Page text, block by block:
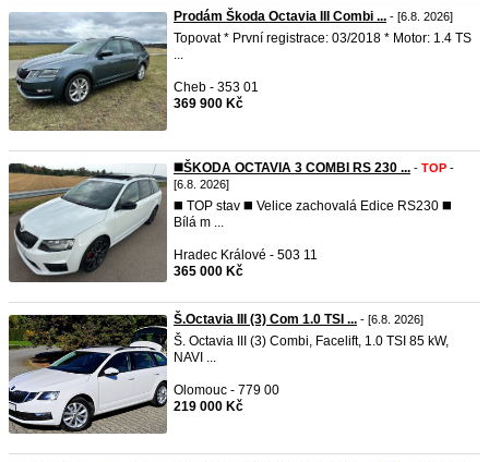
Prodám Škoda Octavia III Combi ... - [6.8. 2026]
Topovat * První registrace: 03/2018 * Motor: 1.4 TS
...
Cheb - 353 01
369 900 Kč
◼️ŠKODA OCTAVIA 3 COMBI RS 230 ... - TOP -
[6.8. 2026]
◼️ TOP stav ◼️ Velice zachovalá Edice RS230 ◼️
Bílá m ...
Hradec Králové - 503 11
365 000 Kč
Š.Octavia III (3) Com 1.0 TSI ... - [6.8. 2026]
Š. Octavia III (3) Combi, Facelift, 1.0 TSI 85 kW,
NAVI ...
Olomouc - 779 00
219 000 Kč